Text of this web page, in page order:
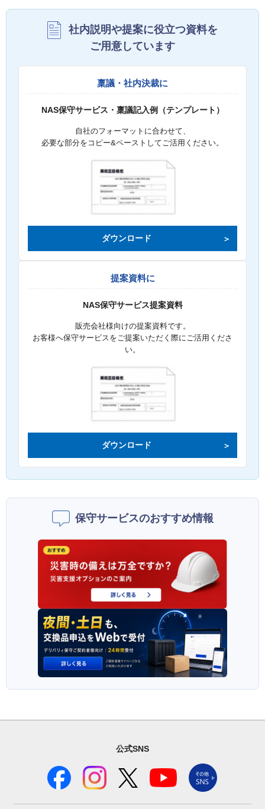
社内説明や提案に役立つ資料を
ご用意しています
稟議・社内決裁に
NAS保守サービス・稟議記入例（テンプレート）
自社のフォーマットに合わせて、
必要な部分をコピー&ペーストしてご活用ください。
ダウンロード
提案資料に
NAS保守サービス提案資料
販売会社様向けの提案資料です。
お客様へ保守サービスをご提案いただく際にご活用くださ
い。
ダウンロード
保守サービスのおすすめ情報
公式SNS